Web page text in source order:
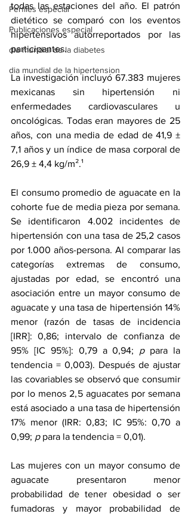
Perfiles especial
Publicaciones especial
dia mundial de la diabetes
dia mundial de la hipertension
todas las estaciones del año. El patrón
dietético se comparó con los eventos
hipertensivos autorreportados por las
participantes.
La investigación incluyó 67.383 mujeres
mexicanas sin hipertensión ni
enfermedades cardiovasculares u
oncológicas. Todas eran mayores de 25
años, con una media de edad de 41,9 ±
7,1 años y un índice de masa corporal de
26,9 ± 4,4 kg/m².¹
El consumo promedio de aguacate en la
cohorte fue de media pieza por semana.
Se identificaron 4.002 incidentes de
hipertensión con una tasa de 25,2 casos
por 1.000 años-persona. Al comparar las
categorías extremas de consumo,
ajustadas por edad, se encontró una
asociación entre un mayor consumo de
aguacate y una tasa de hipertensión 14%
menor (razón de tasas de incidencia
[IRR]: 0,86; intervalo de confianza de
95% [IC 95%]: 0,79 a 0,94; p para la
tendencia = 0,003). Después de ajustar
las covariables se observó que consumir
por lo menos 2,5 aguacates por semana
está asociado a una tasa de hipertensión
17% menor (IRR: 0,83; IC 95%: 0,70 a
0,99; p para la tendencia = 0,01).
Las mujeres con un mayor consumo de
aguacate presentaron menor
probabilidad de tener obesidad o ser
fumadoras y mayor probabilidad de